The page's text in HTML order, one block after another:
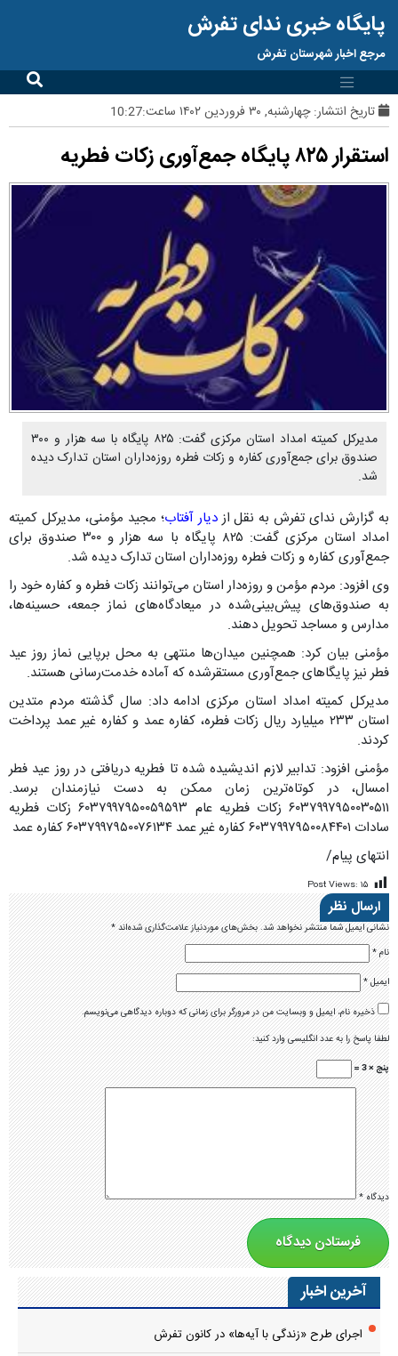
پایگاه خبری ندای تفرش
مرجع اخبار شهرستان تفرش
تاریخ انتشار:چهارشنبه, ۳۰ فروردین ۱۴۰۲ ساعت:10:27
استقرار ۸۲۵ پایگاه جمع‌آوری زکات فطریه
مدیرکل کمیته امداد استان مرکزی گفت: ۸۲۵ پایگاه با سه هزار و ۳۰۰
صندوق برای جمع‌آوری کفاره و زکات فطره روزه‌داران استان تدارک دیده
شد.
به گزارش ندای تفرش به نقل ازدیار آفتاب؛ مجید مؤمنی، مدیرکل کمیته
امداد استان مرکزی گفت: ۸۲۵ پایگاه با سه هزار و ۳۰۰ صندوق برای
جمع‌آوری کفاره و زکات فطره روزه‌داران استان تدارک دیده شد.
وی افزود: مردم مؤمن و روزه‌دار استان می‌توانند زکات فطره و کفاره خود را
به صندوق‌های پیش‌بینی‌شده در میعادگاه‌های نماز جمعه، حسینه‌ها،
مدارس و مساجد تحویل دهند.
مؤمنی بیان کرد: همچنین میدان‌ها منتهی به محل برپایی نماز روز عید
فطر نیز پایگاهای جمع‌آوری مستقرشده که آماده خدمت‌رسانی هستند.
مدیرکل کمیته امداد استان مرکزی ادامه داد: سال گذشته مردم متدین
استان ۲۳۳ میلیارد ریال زکات فطره، کفاره عمد و کفاره غیر عمد پرداخت
کردند.
مؤمنی افزود: تدابیر لازم اندیشیده شده تا فطریه دریافتی در روز عید فطر
امسال، در کوتاه‌ترین زمان ممکن به دست نیازمندان برسد.
۶۰۳۷۹۹۷۹۵۰۰۳۰۵۱۱ زکات فطریه عام ۶۰۳۷۹۹۷۹۵۰۰۵۹۵۹۳ زکات فطریه
سادات ۶۰۳۷۹۹۷۹۵۰۰۸۴۴۰۱ کفاره غیر عمد ۶۰۳۷۹۹۷۹۵۰۰۷۶۱۳۴ کفاره عمد
انتهای پیام/
Post Views: ۱۵
ارسال نظر
نشانی ایمیل شما منتشر نخواهد شد.بخش‌های موردنیاز علامت‌گذاری شده‌اند*
نام*
ایمیل*
ذخیره نام، ایمیل و وبسایت من در مرورگر برای زمانی که دوباره دیدگاهی می‌نویسم.
لطفا پاسخ را به عدد انگلیسی وارد کنید:
پنج × 3 =
دیدگاه*
آخرین اخبار
اجرای طرح «زندگی با آیه‌ها» در کانون تفرش